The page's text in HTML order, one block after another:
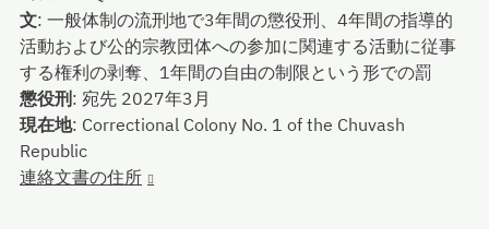
文: 一般体制の流刑地で3年間の懲役刑、4年間の指導的
活動および公的宗教団体への参加に関連する活動に従事
する権利の剥奪、1年間の自由の制限という形での罰
懲役刑 : 宛先 2027年3月
現在地: Correctional Colony No. 1 of the Chuvash
Republic
連絡文書の住所